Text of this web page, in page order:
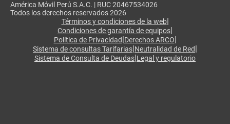
América Móvil Perú S.A.C. | RUC 20467534026
Todos los derechos reservados 2026
Términos y condiciones de la web|
Condiciones de garantía de equipos|
Política de Privacidad|Derechos ARCO|
Sistema de consultas Tarifarias|Neutralidad de Red|
Sistema de Consulta de Deudas|Legal y regulatorio